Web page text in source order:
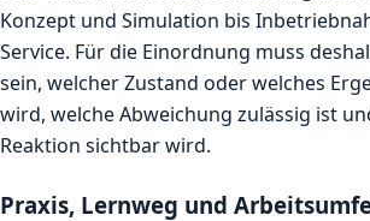
Konzept und Simulation bis
Service. Für die Einordnung muss
sein, welcher Zustand oder welches
wird, welche Abweichung zulässig ist
Reaktion sichtbar wird.
Praxis, Lernweg und